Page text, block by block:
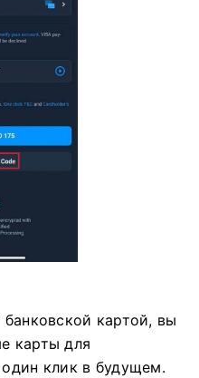
картой, вы
карты для
клик в будущем.